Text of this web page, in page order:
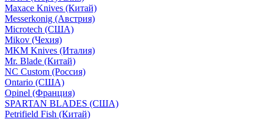
Maxace Knives (Китай)
Messerkonig (Австрия)
Microtech (США)
Mikov (Чехия)
MKM Knives (Италия)
Mr. Blade (Китай)
NC Custom (Россия)
Ontario (США)
Opinel (Франция)
SPARTAN BLADES (США)
Petrifield Fish (Китай)